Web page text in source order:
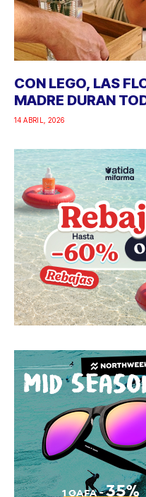
CON LEGO, LAS
MADRE DURAN
14 ABRIL, 2026